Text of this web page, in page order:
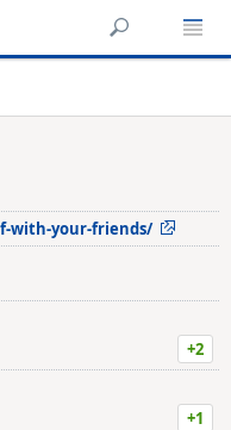
with-your-friends/
+2
+1